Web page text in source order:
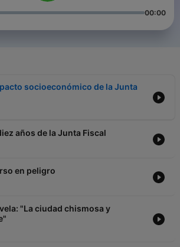
00:00
socioeconómico de la Junta
años de la Junta Fiscal
en peligro
"La ciudad chismosa y